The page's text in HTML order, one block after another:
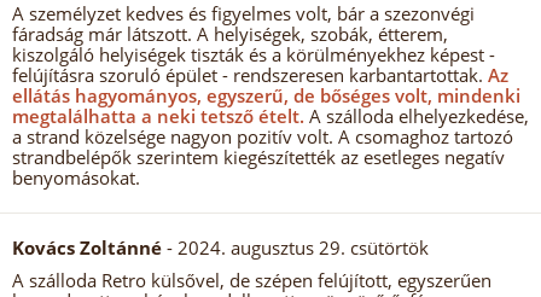
A személyzet kedves és figyelmes volt, bár a szezonvégi
fáradság már látszott. A helyiségek, szobák, étterem,
kiszolgáló helyiségek tiszták és a körülményekhez képest -
felújításra szoruló épület - rendszeresen karbantartottak. Az
ellátás hagyományos, egyszerű, de bőséges volt, mindenki
megtalálhatta a neki tetsző ételt. A szálloda elhelyezkedése,
a strand közelsége nagyon pozitív volt. A csomaghoz tartozó
strandbelépők szerintem kiegészítették az esetleges negatív
benyomásokat.
Kovács Zoltánné - 2024. augusztus 29. csütörtök
A szálloda Retro külsővel, de szépen felújított, egyszerűen